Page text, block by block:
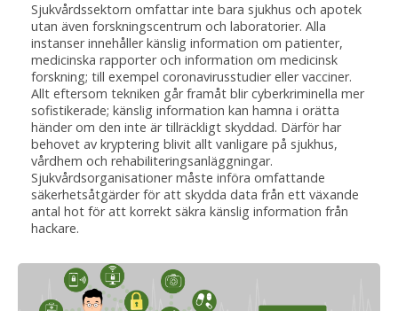
Sjukvårdssektorn omfattar inte bara sjukhus och apotek
utan även forskningscentrum och laboratorier. Alla
instanser innehåller känslig information om patienter,
medicinska rapporter och information om medicinsk
forskning; till exempel coronavirusstudier eller vacciner.
Allt eftersom tekniken går framåt blir cyberkriminella mer
sofistikerade; känslig information kan hamna i orätta
händer om den inte är tillräckligt skyddad. Därför har
behovet av kryptering blivit allt vanligare på sjukhus,
vårdhem och rehabiliteringsanläggningar.
Sjukvårdsorganisationer måste införa omfattande
säkerhetsåtgärder för att skydda data från ett växande
antal hot för att korrekt säkra känslig information från
hackare.